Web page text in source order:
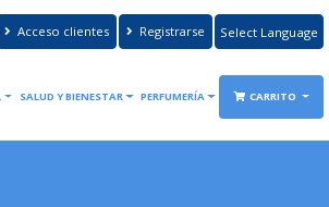
Acceso clientes Registrarse
Translate
SALUD Y BIENESTAR PERFUMERÍA CARRITO